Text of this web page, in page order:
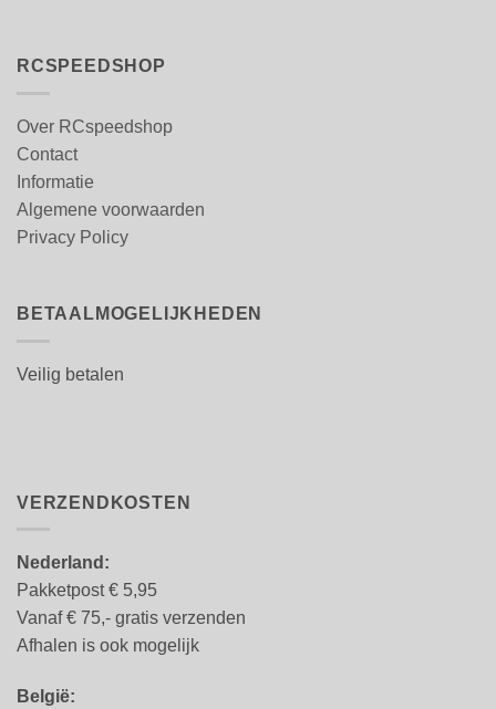
RCSPEEDSHOP
Over RCspeedshop
Contact
Informatie
Algemene voorwaarden
Privacy Policy
BETAALMOGELIJKHEDEN
Veilig betalen
VERZENDKOSTEN
Nederland:
Pakketpost € 5,95
Vanaf € 75,- gratis verzenden
Afhalen is ook mogelijk
België: